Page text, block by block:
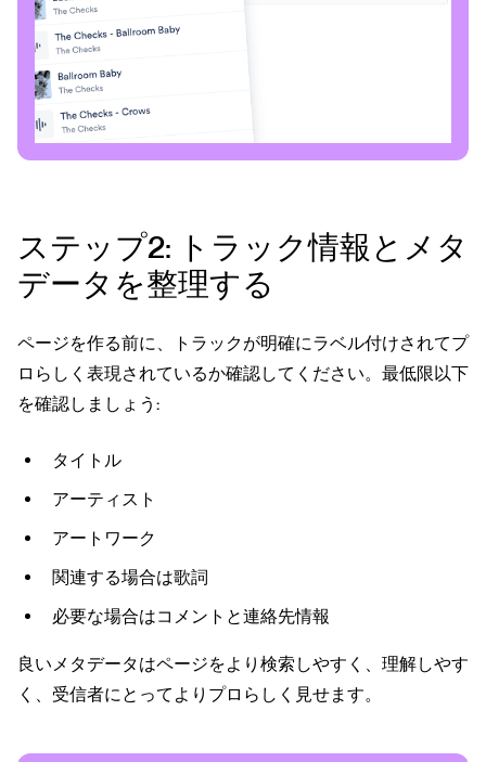
ステップ2: トラック情報とメタ
データを整理する
ページを作る前に、トラックが明確にラベル付けされてプ
ロらしく表現されているか確認してください。最低限以下
を確認しましょう:
タイトル
アーティスト
アートワーク
関連する場合は歌詞
必要な場合はコメントと連絡先情報
良いメタデータはページをより検索しやすく、理解しやす
く、受信者にとってよりプロらしく見せます。